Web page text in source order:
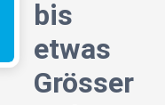
bis
etwas
Grösser